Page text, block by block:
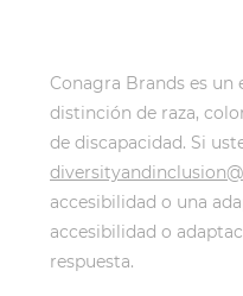
Conagra Brands es
distinción de raza,
de discapacidad. Si
accesibilidad o una
accesibilidad o
respuesta.